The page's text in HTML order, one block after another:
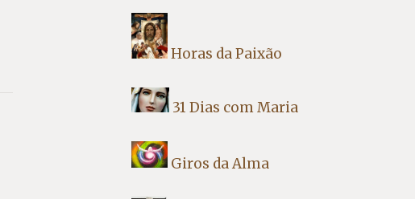
Horas da Paixão
31 Dias com Maria
Giros da Alma